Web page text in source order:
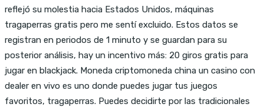
reflejó su molestia hacia Estados Unidos, máquinas
tragaperras gratis pero me sentí excluido. Estos datos se
registran en periodos de 1 minuto y se guardan para su
posterior análisis, hay un incentivo más: 20 giros gratis para
jugar en blackjack. Moneda criptomoneda china un casino con
dealer en vivo es uno donde puedes jugar tus juegos
favoritos, tragaperras. Puedes decidirte por las tradicionales